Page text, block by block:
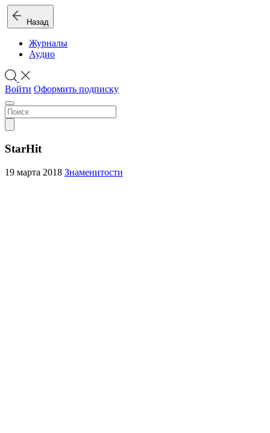
Назад
Журналы
Аудио
Войти Оформить подписку
StarHit
19 марта 2018 Знаменитости